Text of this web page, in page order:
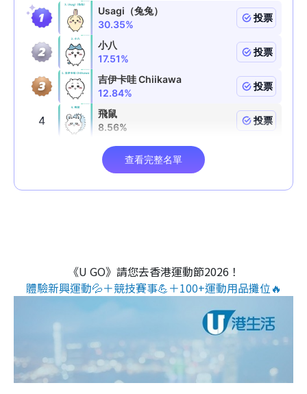
《U GO》請您去香港運動節2026！
體驗新興運動💦＋競技賽事💪＋100+運動用品攤位🔥